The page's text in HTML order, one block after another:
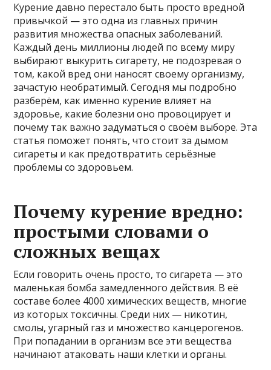
Курение давно перестало быть просто вредной
привычкой — это одна из главных причин
развития множества опасных заболеваний.
Каждый день миллионы людей по всему миру
выбирают выкурить сигарету, не подозревая о
том, какой вред они наносят своему организму,
зачастую необратимый. Сегодня мы подробно
разберём, как именно курение влияет на
здоровье, какие болезни оно провоцирует и
почему так важно задуматься о своём выборе. Эта
статья поможет понять, что стоит за дымом
сигареты и как предотвратить серьёзные
проблемы со здоровьем.
Почему курение вредно:
простыми словами о
сложных вещах
Если говорить очень просто, то сигарета — это
маленькая бомба замедленного действия. В её
составе более 4000 химических веществ, многие
из которых токсичны. Среди них — никотин,
смолы, угарный газ и множество канцерогенов.
При попадании в организм все эти вещества
начинают атаковать наши клетки и органы.